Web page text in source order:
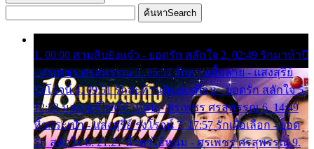
ค้นหาSearch
1. 00:00 สามสิบยังแจ๋ว - ยอดรัก สลักใจ 2. 02:49 รักมาห้าปี
- ศรเพชร ศรสุพรรณ 3. 05:57 รักสาวเสื้อลาย - แสงสุรีย์
รุ่งโรจน์ 4. 09:51 รักสะท้านดินสะเทือน - ยอดรัก สลักใจ 5.
12:23 มอเตอร์ไซค์ทำหล่น - ศรเพชร ศรสุพรรณ 6. 14:49
หิ้วกระเป๋า - แสงสุรีย์ รุ่งโรจน์ 7. 17:57 รักเผื่อเลือก - ยอด
รัก สลักใจ 8. 21:21 น้ำตาไอ้หนุ่ม - ศรเพชร ศรสุพรรณ 9.